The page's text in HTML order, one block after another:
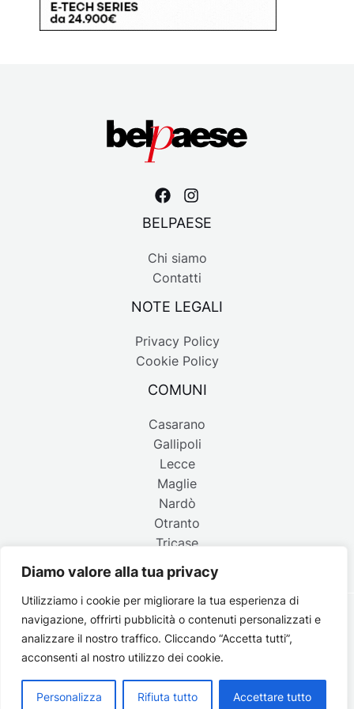
Diamo valore alla tua privacy
Utilizziamo i cookie per migliorare la tua esperienza di
navigazione, offrirti pubblicità o contenuti personalizzati e
analizzare il nostro traffico. Cliccando “Accetta tutti”,
acconsenti al nostro utilizzo dei cookie.
Personalizza Rifiuta tutto Accettare tutto
BELPAESE
Chi siamo
Contatti
NOTE LEGALI
Privacy Policy
Cookie Policy
COMUNI
Casarano
Gallipoli
Lecce
Maglie
Nardò
Otranto
Tricase
Copyright © 2026 Belpaese | Periodico d'informazione del
Salento - P.IVA 4637850753 - Testata registrata il 18 gennaio